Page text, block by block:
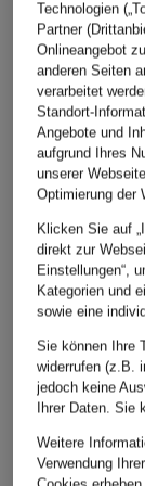
als Rucksack
124,99 €
Weitere
Abendkleider
Anzüge für
Technologien
Partner
Onlineangebot
anderen Seiten
verarbeitet
Standort-
Angebote und
aufgrund Ihres
unserer
Optimierung der
Klicken Sie auf
direkt zur
Einstellungen“,
Kategorien und
sowie eine
Sie können Ihre
widerrufen (z.B.
jedoch keine
Ihrer Daten. Sie
Weitere
Verwendung